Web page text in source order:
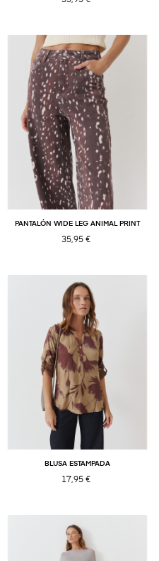
PANTALÓN WIDE LEG ANIMAL PRINT
35,95 €
BLUSA ESTAMPADA
17,95 €